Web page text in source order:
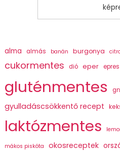
alma almás banán burgonya
cukormentes dió eper epres
gluténmentes
gyulladáscsökkentő recept
laktózmentes
mákos piskóta okosreceptek